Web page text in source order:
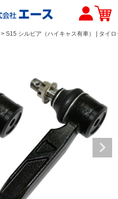
S15 シルビア（ハイキャス有車） | タイ